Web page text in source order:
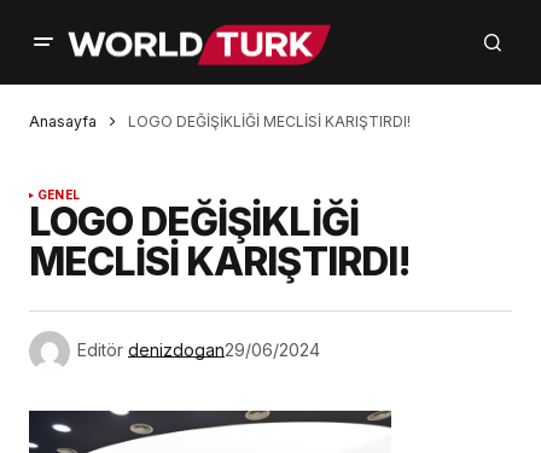
Anasayfa LOGO DEĞİŞİKLİĞİ MECLİSİ KARIŞTIRDI!
GENEL
LOGO DEĞİŞİKLİĞİ
MECLİSİ KARIŞTIRDI!
Editör denizdogan29/06/2024